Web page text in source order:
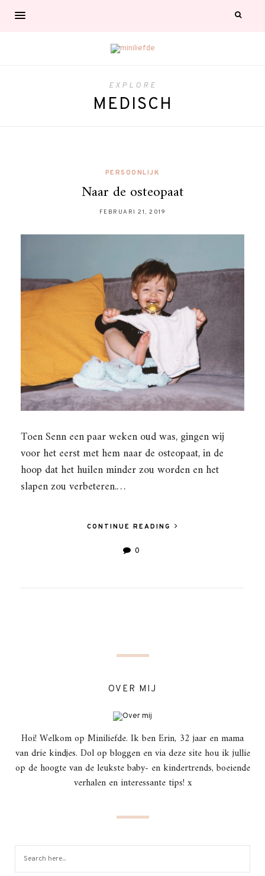
EXPLORE
MEDISCH
PERSOONLIJK
Naar de osteopaat
FEBRUARI 21, 2019
Toen Senn een paar weken oud was, gingen wij
voor het eerst met hem naar de osteopaat, in de
hoop dat het huilen minder zou worden en het
slapen zou verbeteren.…
CONTINUE READING
0
OVER MIJ
Hoi! Welkom op Miniliefde. Ik ben Erin, 32 jaar en mama
van drie kindjes. Dol op bloggen en via deze site hou ik jullie
op de hoogte van de leukste baby- en kindertrends, boeiende
verhalen en interessante tips! x